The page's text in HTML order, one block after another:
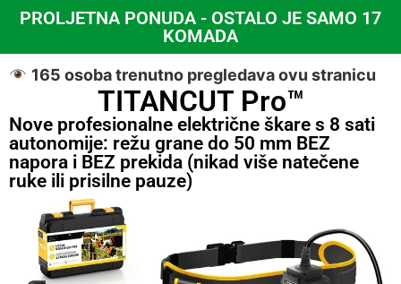
PROLJETNA PONUDA - OSTALO JE SAMO 17
KOMADA
165 osoba trenutno pregledava ovu stranicu
TITANCUT Pro™
Nove profesionalne električne škare s 8 sati
autonomije: režu grane do 50 mm BEZ
napora i BEZ prekida (nikad više natečene
ruke ili prisilne pauze)